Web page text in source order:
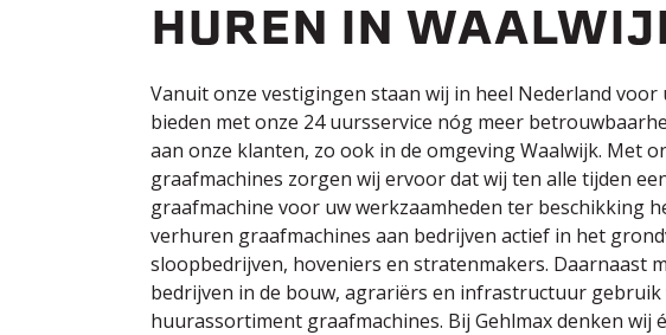
HUREN IN
Vanuit onze vestigingen staan wij in heel Nederland voor
bieden met onze 24 uursservice nóg meer
aan onze klanten, zo ook in de omgeving Waalwijk. Met
graafmachines zorgen wij ervoor dat wij ten alle tijden
graafmachine voor uw werkzaamheden ter beschikking
verhuren graafmachines aan bedrijven actief in het
sloopbedrijven, hoveniers en stratenmakers. Daarnaast
bedrijven in de bouw, agrariërs en infrastructuur gebruik
huurassortiment graafmachines. Bij Gehlmax denken wij